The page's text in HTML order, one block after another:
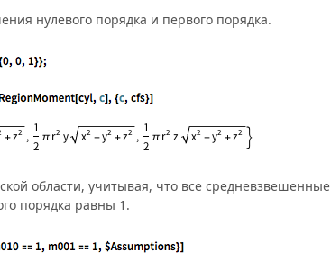
нулевого порядка и первого порядка.
области, учитывая, что все средневзвешенные
порядка равны 1.